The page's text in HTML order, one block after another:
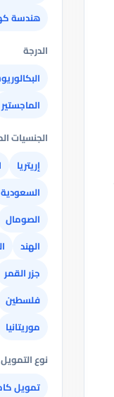
هندسة
الدرجة
الماجستير
الجنسيات
إريتريا
السعودية
الصومال
الهند
جزر القمر
فلسطين
موريتانيا
نوع التمويل
تمويل